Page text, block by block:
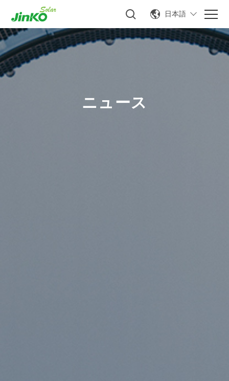
日本語
ニュース